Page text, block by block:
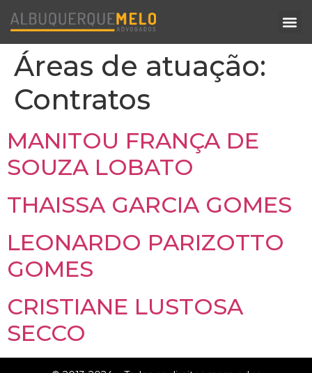
Áreas de atuação:
Contratos
MANITOU FRANÇA DE
SOUZA LOBATO
THAISSA GARCIA GOMES
LEONARDO PARIZOTTO
GOMES
CRISTIANE LUSTOSA
SECCO